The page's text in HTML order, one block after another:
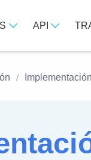
API